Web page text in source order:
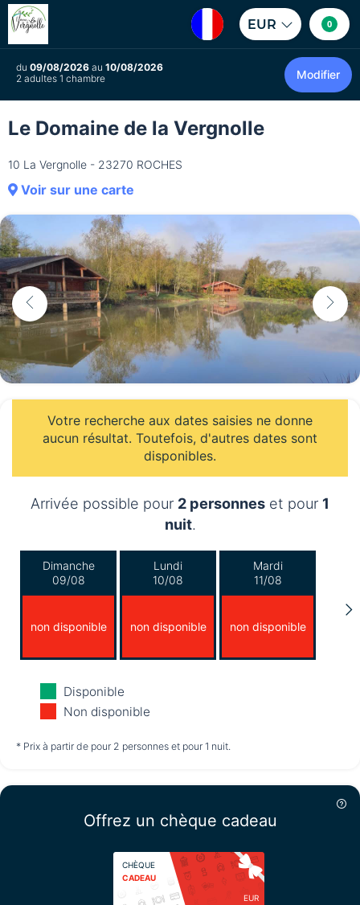
EUR 0
du 09/08/2026 au 10/08/2026
2 adultes 1 chambre
Modifier
Le Domaine de la Vergnolle
10 La Vergnolle - 23270 ROCHES
Voir sur une carte
Votre recherche aux dates saisies ne donne
aucun résultat. Toutefois, d'autres dates sont
disponibles.
Arrivée possible pour 2 personnes et pour 1
nuit.
Dimanche
09/08
non disponible
Lundi
10/08
non disponible
Mardi
11/08
non disponible
Mercredi
12/08
non disponible non disponible
15/08
non disponible
Disponible
Non disponible
* Prix à partir de pour 2 personnes et pour 1 nuit.
Offrez un chèque cadeau
CHÈQUE
CADEAU
EUR